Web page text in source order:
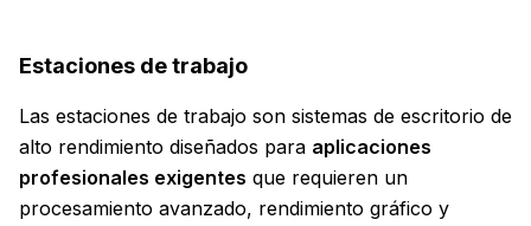
Estaciones de trabajo
Las estaciones de trabajo son sistemas de escritorio de
alto rendimiento diseñados para aplicaciones
profesionales exigentes que requieren un
procesamiento avanzado, rendimiento gráfico y